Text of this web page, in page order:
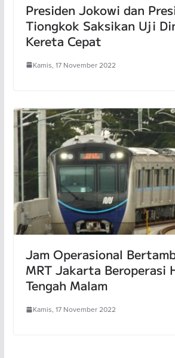
Presiden Jokowi dan
Tiongkok Saksikan Uji
Kereta Cepat
Kamis, 17 November 2022
Jam Operasional
MRT Jakarta Beroperasi
Tengah Malam
Kamis, 17 November 2022